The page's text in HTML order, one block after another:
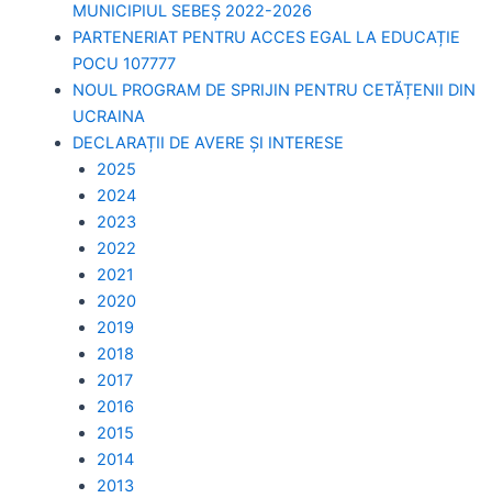
MUNICIPIUL SEBEȘ 2022-2026
PARTENERIAT PENTRU ACCES EGAL LA EDUCAȚIE
POCU 107777
NOUL PROGRAM DE SPRIJIN PENTRU CETĂȚENII DIN
UCRAINA
DECLARAȚII DE AVERE ȘI INTERESE
2025
2024
2023
2022
2021
2020
2019
2018
2017
2016
2015
2014
2013